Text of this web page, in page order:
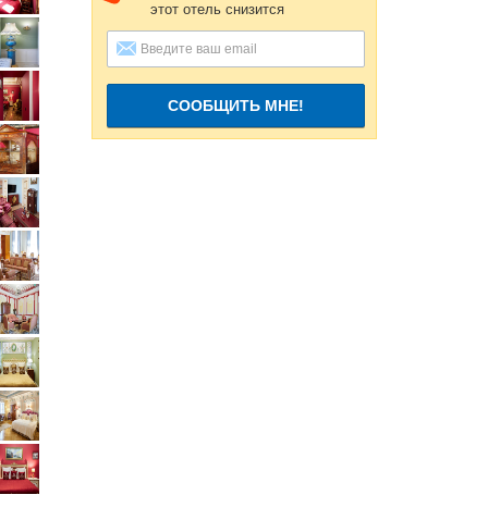
этот отель снизится
СООБЩИТЬ МНЕ!